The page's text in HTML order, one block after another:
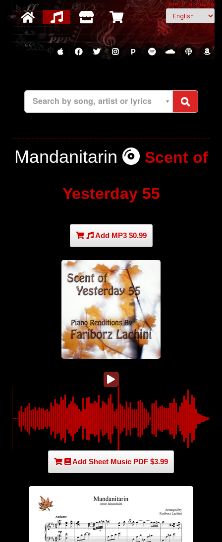
Select Language
P
Search by song, artist or lyrics
Mandanitarin Scent of
Yesterday 55
Add MP3 $0.99
Add Sheet Music PDF $3.99